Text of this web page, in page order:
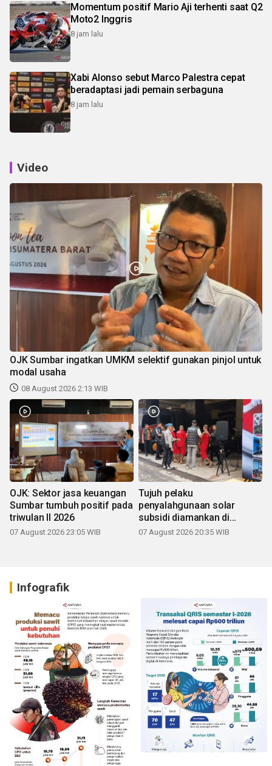
Momentum positif Mario Aji terhenti saat Q2
Moto2 Inggris
8 jam lalu
Xabi Alonso sebut Marco Palestra cepat
beradaptasi jadi pemain serbaguna
8 jam lalu
Video
OJK Sumbar ingatkan UMKM selektif gunakan pinjol untuk
modal usaha
08 August 2026 2:13 WIB
OJK: Sektor jasa keuangan
Sumbar tumbuh positif pada
triwulan II 2026
07 August 2026 23:05 WIB
Tujuh pelaku
penyalahgunaan solar
subsidi diamankan di
Sumbar
07 August 2026 20:35 WIB
Infografik